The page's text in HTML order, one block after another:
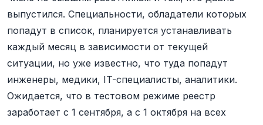
выпустился. Специальности, обладатели которых
попадут в список, планируется устанавливать
каждый месяц в зависимости от текущей
ситуации, но уже известно, что туда попадут
инженеры, медики, IT-специалисты, аналитики.
Ожидается, что в тестовом режиме реестр
заработает с 1 сентября, а с 1 октября на всех